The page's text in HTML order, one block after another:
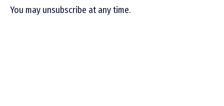
You may unsubscribe at any time.